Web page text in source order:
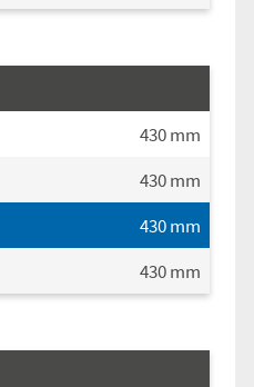
430mm
430mm
430mm
430mm